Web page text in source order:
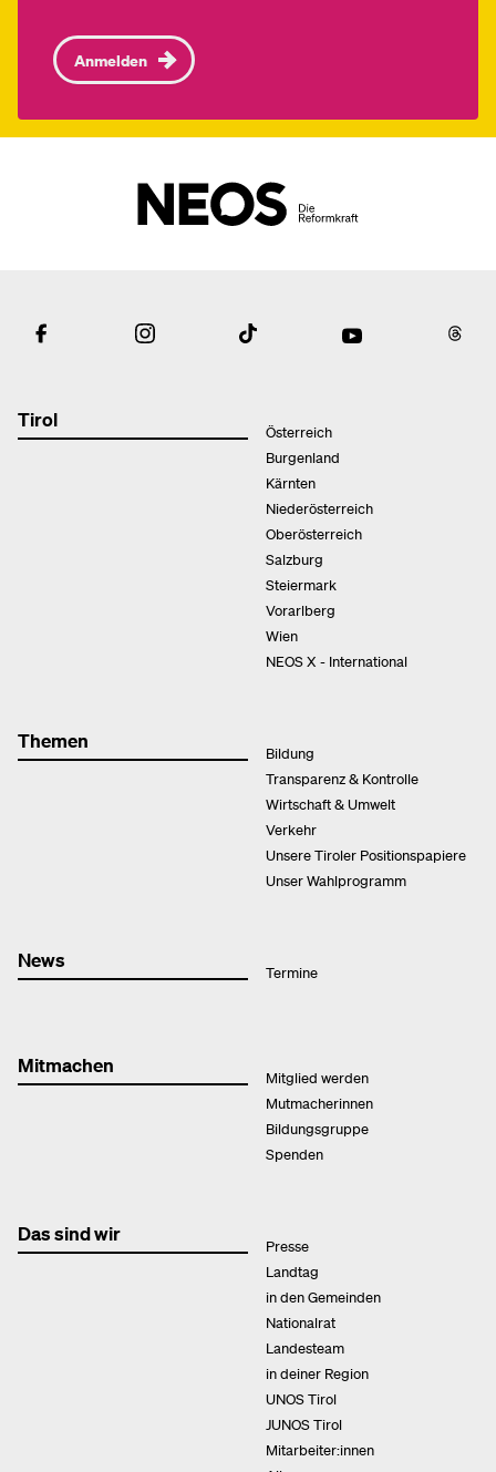
Anmelden
Tirol
Österreich
Burgenland
Kärnten
Niederösterreich
Oberösterreich
Salzburg
Steiermark
Vorarlberg
Wien
NEOS X - International
Themen
Bildung
Transparenz & Kontrolle
Wirtschaft & Umwelt
Verkehr
Unsere Tiroler Positionspapiere
Unser Wahlprogramm
News
Termine
Mitmachen
Mitglied werden
Mutmacherinnen
Bildungsgruppe
Spenden
Das sind wir
Presse
Landtag
in den Gemeinden
Nationalrat
Landesteam
in deiner Region
UNOS Tirol
JUNOS Tirol
Mitarbeiter:innen